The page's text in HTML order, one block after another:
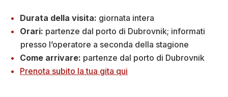
Durata della visita: giornata intera
Orari: partenze dal porto di Dubrovnik; informati
presso l’operatore a seconda della stagione
Come arrivare: partenze dal porto di Dubrovnik
Prenota subito la tua gita qui